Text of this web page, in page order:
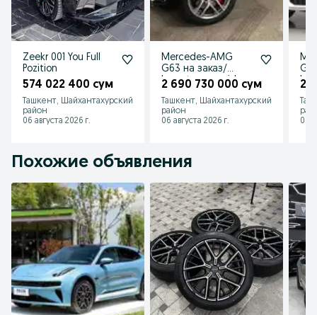
Zeekr 001 You Full
Pozition
574 022 400 сум
Ташкент, Шайхантахурский
район
06 августа 2026 г.
Mercedes-AMG
G63 на заказ/
buyurtma asosida
2 690 730 000 сум
Ташкент, Шайхантахурский
район
06 августа 2026 г.
2
06
Похожие объявления